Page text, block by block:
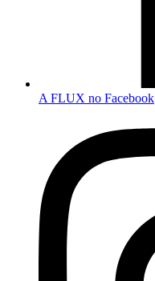
A FLUX no Facebook